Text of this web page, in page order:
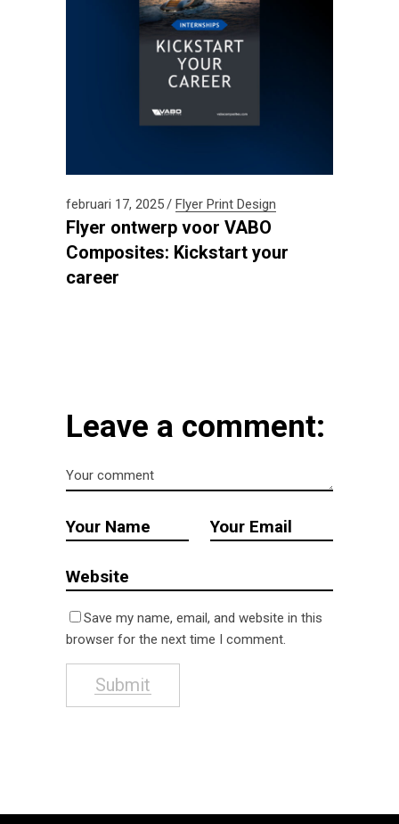
februari 17, 2025 Flyer Print Design
Flyer ontwerp voor VABO
Composites: Kickstart your
career
Leave a comment:
Save my name, email, and website in this
browser for the next time I comment.
Submit